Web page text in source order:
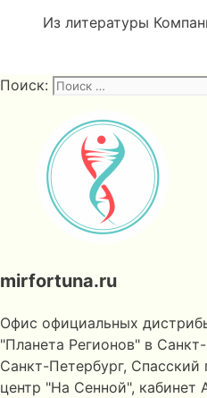
Из литературы
Поиск:
mirfortuna.ru
Офис официальных
"Планета Регионов" в
Санкт-Петербург, Спасский
центр "На Сенной", кабинет